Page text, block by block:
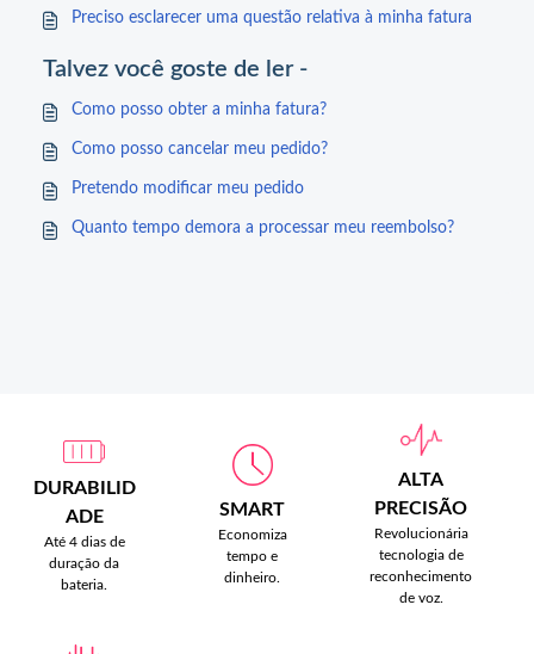
Preciso esclarecer uma questão relativa à minha fatura
Talvez você goste de ler -
Como posso obter a minha fatura?
Como posso cancelar meu pedido?
Pretendo modificar meu pedido
Quanto tempo demora a processar meu reembolso?
DURABILID
ADE
Até 4 dias de
duração da
bateria.
SMART
Economiza
tempo e
dinheiro.
ALTA
PRECISÃO
Revolucionária
tecnologia de
reconhecimento
de voz.